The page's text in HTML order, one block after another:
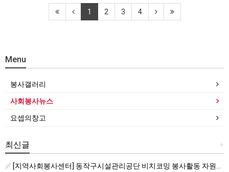
1 2 3 4
Menu
봉사갤러리
사회봉사뉴스
요셉의창고
+
최신글
[지역사회봉사센터] 동작구시설관리공단 비치코밍 봉사활동 자원봉사자 모집